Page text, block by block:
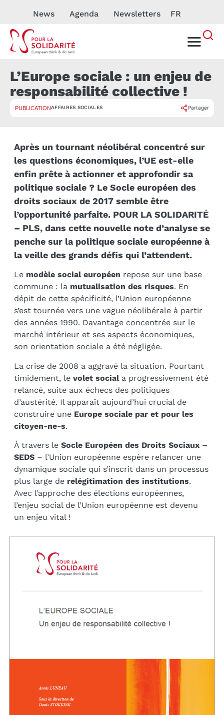
News Agenda Newsletters FR
L’Europe sociale : un enjeu de
responsabilité collective !
PUBLICATIONAFFAIRES SOCIALES Partager
Après un tournant néolibéral concentré sur
les questions économiques, l’UE est-elle
enfin prête à actionner et approfondir sa
politique sociale ? Le Socle européen des
droits sociaux de 2017 semble être
l’opportunité parfaite. POUR LA SOLIDARITÉ
– PLS, dans cette nouvelle note d’analyse se
penche sur la politique sociale européenne à
la veille des grands défis qui l’attendent.
Lemodèle social européen repose sur une base
commune : la mutualisation des risques. En
dépit de cette spécificité, l’Union européenne
s’est tournée vers une vague néolibérale à partir
des années 1990. Davantage concentrée sur le
marché intérieur et ses aspects économiques,
son orientation sociale a été négligée.
La crise de 2008 a aggravé la situation. Pourtant
timidement, le volet sociala progressivement été
relancé, suite aux échecs des politiques
d’austérité. Il apparaît aujourd’hui crucial de
construire une Europe sociale par et pour les
citoyen-ne-s.
À travers le Socle Européen des Droits Sociaux –
SEDS– l’Union européenne espère relancer une
dynamique sociale qui s’inscrit dans un processus
plus large de relégitimation des institutions.
Avec l’approche des élections européennes,
l’enjeu social de l’Union européenne est devenu
un enjeu vital !